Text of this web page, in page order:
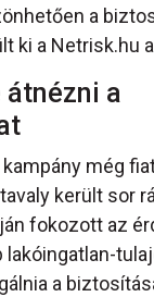
a
ki a Netrisk.hu
átnézni a
még
került sor
fokozott az
lakóingatlan-
a